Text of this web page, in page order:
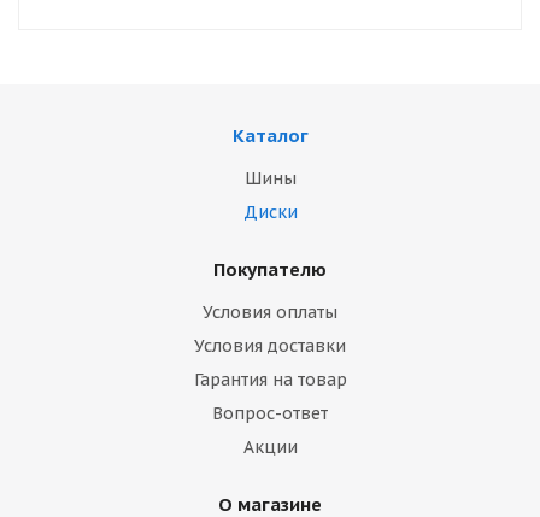
Каталог
Шины
Диски
Покупателю
Условия оплаты
Условия доставки
Гарантия на товар
Вопрос-ответ
Акции
О магазине